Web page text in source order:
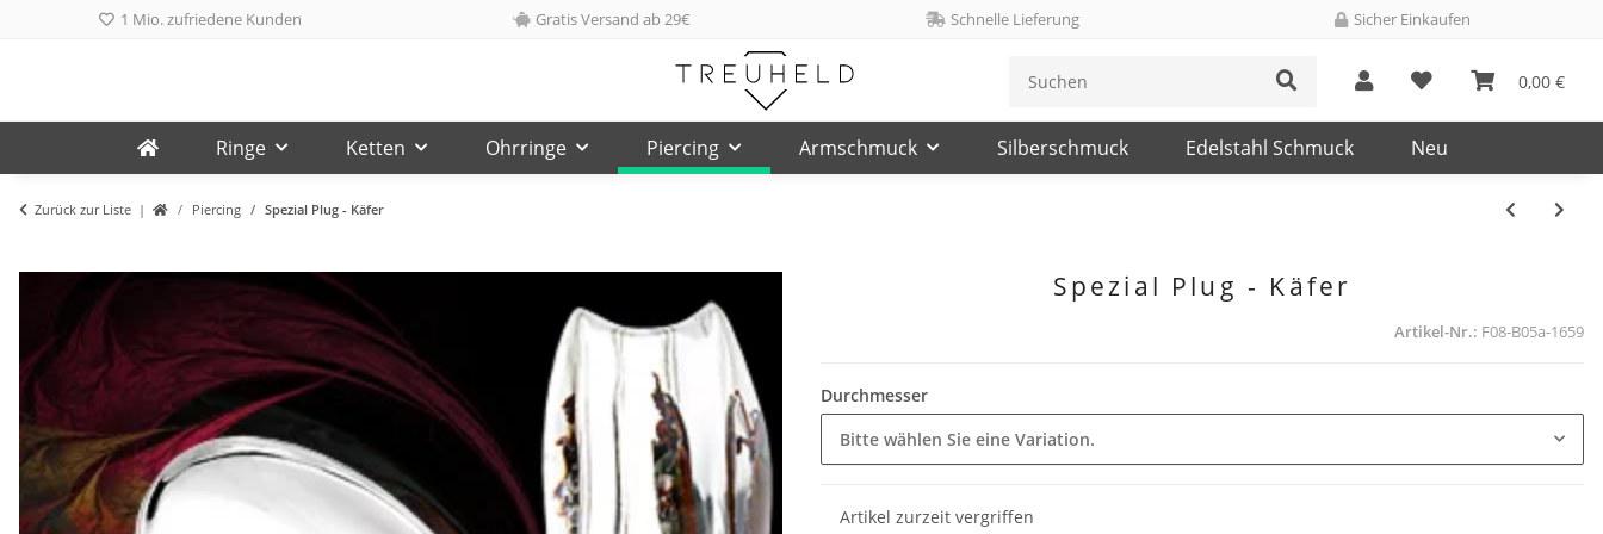
1 Mio. zufriedene Kunden Gratis Versand ab 29€ Schnelle Lieferung Sicher Einkaufen
0,00 €
Ringe Ketten Ohrringe Piercing Armschmuck Silberschmuck Edelstahl Schmuck Neu
Zurück zur Liste Piercing Spezial Plug - Käfer
Spezial Plug - Käfer
Artikel-Nr.: F08-B05a-1659
Durchmesser
Bitte wählen Sie eine Variation.
Artikel zurzeit vergriffen